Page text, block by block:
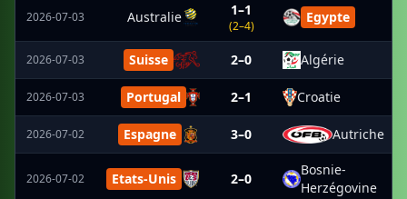
2026-07-03 Australie 1–1
(2–4)
Egypte
2026-07-03 Suisse 2–0 Algérie
2026-07-03 Portugal 2–1 Croatie
2026-07-02 Espagne 3–0 Autriche
2026-07-02 Etats-Unis 2–0
Bosnie-
Herzégovine